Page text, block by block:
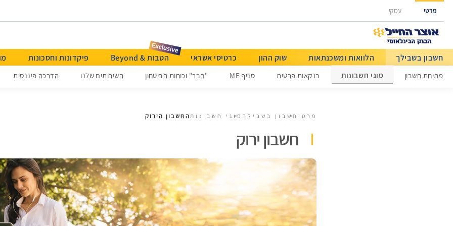
גישה ישירה לכפתור כניסה לחשבונך
פרטי עסקי
חשבון בשבילך
פתיחת חשבון סוגי חשבונות בנקאות פרטית סניף ME "חבר" וכוחות הביטחון השירותים שלנו הדרכה פיננסית
הלוואות ומשכנתאות שוק ההון כרטיסי אשראי הטבות & Beyond פיקדונות וחסכונות
מט"ח ותשלומים בינלאומיים
פרטי חשבון בשבילךסוגי חשבונותהחשבון הירוק
חשבון ירוק